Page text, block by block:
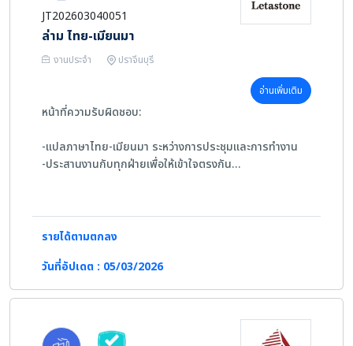
JT202603040051
ล่าม ไทย-เมียนมา
งานประจำ ปราจีนบุรี
อ่านเพิ่มเติม
หน้าที่ความรับผิดชอบ:
-แปลภาษาไทย-เมียนมา ระหว่างการประชุมและการทำงาน
-ประสานงานกับทุกฝ่ายเพื่อให้เข้าใจตรงกัน
คุณสมบัติ:
-ไม่จำกัดเพศ
-อายุ 25 ปีขึ้นไป
-มีเอกสารถูกต้อง
รายได้ตามตกลง
วันที่อัปเดต : 05/03/2026